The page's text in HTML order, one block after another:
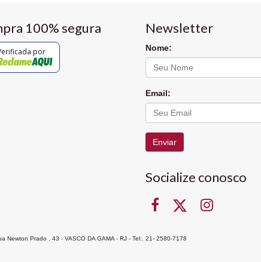
100% segura
por
Newsletter
Nome:
Email:
Enviar
Socialize conosco
Newton Prado , 43 - VASCO DA GAMA - RJ - Tel:. 21- 2580-7178